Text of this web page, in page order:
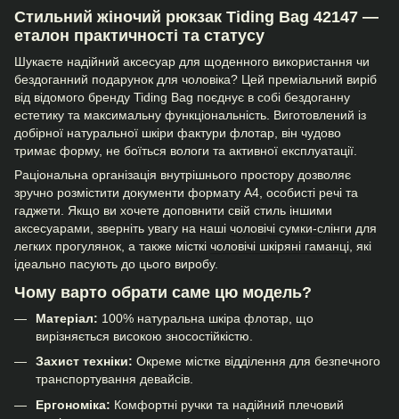
Стильний жіночий рюкзак Tiding Bag 42147 —
еталон практичності та статусу
Шукаєте надійний аксесуар для щоденного використання чи
бездоганний подарунок для чоловіка? Цей преміальний виріб
від відомого бренду Tiding Bag поєднує в собі бездоганну
естетику та максимальну функціональність. Виготовлений із
добірної натуральної шкіри фактури флотар, він чудово
тримає форму, не боїться вологи та активної експлуатації.
Раціональна організація внутрішнього простору дозволяє
зручно розмістити документи формату А4, особисті речі та
гаджети. Якщо ви хочете доповнити свій стиль іншими
аксесуарами, зверніть увагу на наші чоловічі сумки-слінги для
легких прогулянок, а также місткі чоловічі шкіряні гаманці, які
ідеально пасують до цього виробу.
Чому варто обрати саме цю модель?
Матеріал: 100% натуральна шкіра флотар, що
вирізняється високою зносостійкістю.
Захист техніки: Окреме містке відділення для безпечного
транспортування девайсів.
Ергономіка: Комфортні ручки та надійний плечовий